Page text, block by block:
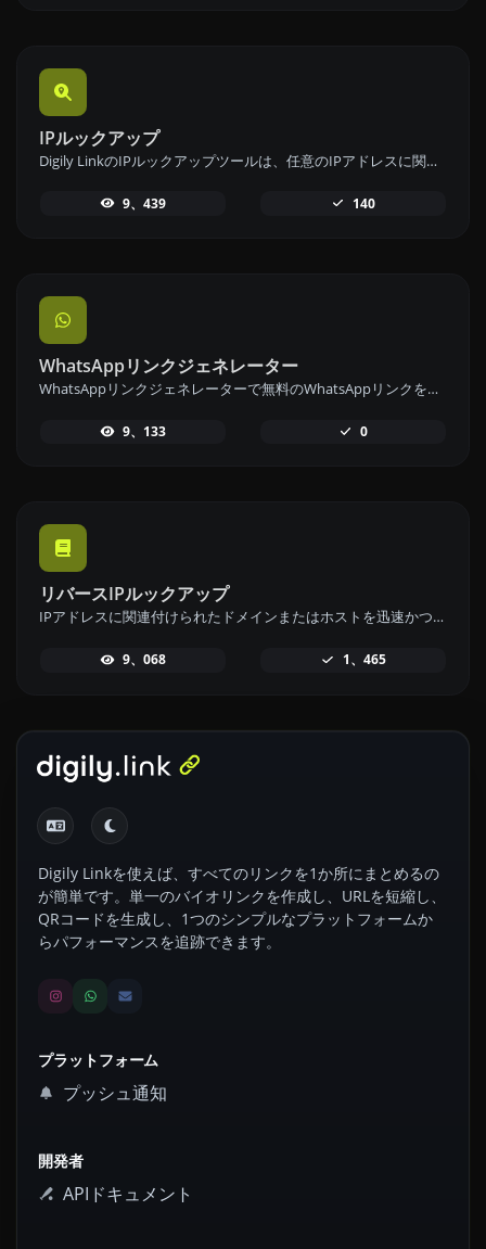
IPルックアップ
Digily LinkのIPルックアップツールは、任意のIPアドレスに関する詳細情報を提供します。この無料オンラインサービスを利用して、包括的なIPデータを取得してください。
9、439 140
WhatsAppリンクジェネレーター
WhatsAppリンクジェネレーターで無料のWhatsAppリンクを即座に生成します。カスタムメッセージを追加して、ワンクリックでチャットを開始できます。ログインやコーディングは不要です。
9、133 0
リバースIPルックアップ
IPアドレスに関連付けられたドメインまたはホストを迅速かつ簡単に見つけるために、リバースIPルックアップツールを使用してください。
9、068 1、465
Digily Linkを使えば、すべてのリンクを1か所にまとめるの
が簡単です。単一のバイオリンクを作成し、URLを短縮し、
QRコードを生成し、1つのシンプルなプラットフォームか
らパフォーマンスを追跡できます。
プラットフォーム
プッシュ通知
開発者
APIドキュメント